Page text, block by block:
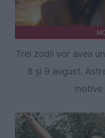
Trei zodii vor avea
8 și 9 august.
motive